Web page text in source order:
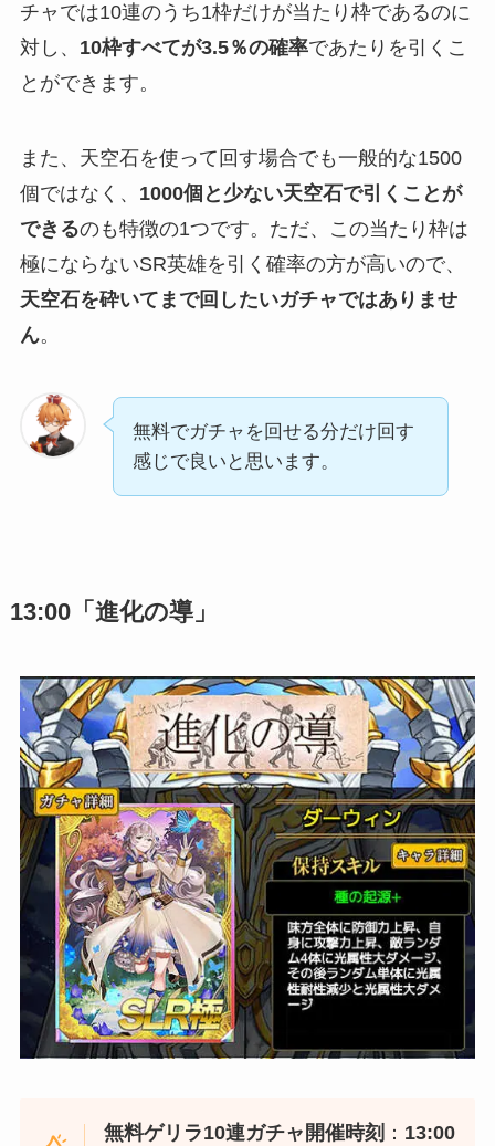
チャでは10連のうち1枠だけが当たり枠であるのに
対し、 10枠すべてが3.5％の確率であたりを引くこ
とができます。
また、天空石を使って回す場合でも一般的な1500
個ではなく、 1000個と少ない天空石で引くことが
できるのも特徴の1つです。ただ、この当たり枠は
極にならないSR英雄を引く確率の方が高いので、
天空石を砕いてまで回したいガチャではありませ
ん。
無料でガチャを回せる分だけ回す
感じで良いと思います。
13:00「進化の導」
無料ゲリラ10連ガチャ開催時刻 ： 13:00